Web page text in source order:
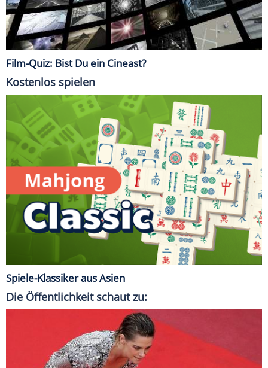
Film-Quiz: Bist Du ein Cineast?
Kostenlos spielen
Spiele-Klassiker aus Asien
Die Öffentlichkeit schaut zu: